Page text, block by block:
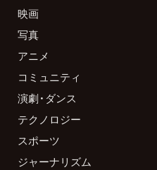
映画
写真
アニメ
コミュニティ
演劇・ダンス
テクノロジー
スポーツ
ジャーナリズム